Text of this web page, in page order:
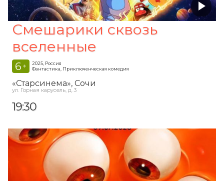
Смешарики сквозь
вселенные
6 +
2025, Россия
Фантастика, Приключенческая комедия
«Старсинема», Сочи
ул. Горная карусель, д. 3
19:30